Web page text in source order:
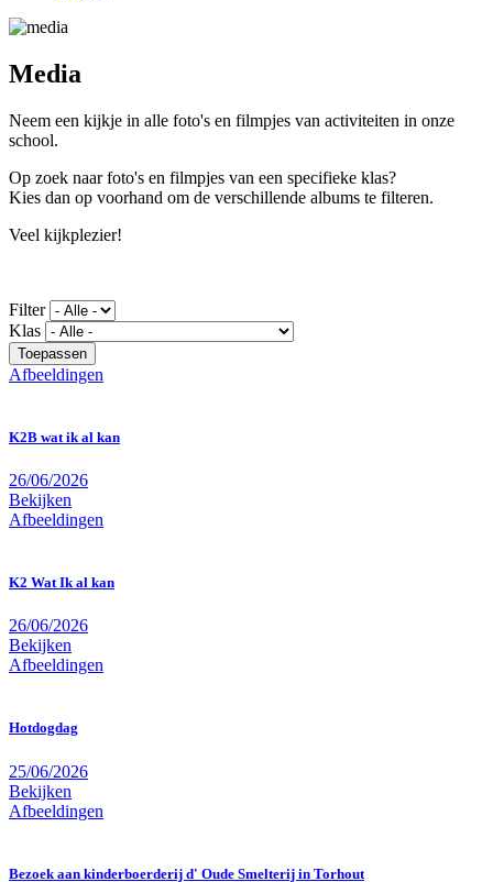
Media
Neem een kijkje in alle foto's en filmpjes van activiteiten in onze
school.
Op zoek naar foto's en filmpjes van een specifieke klas?
Kies dan op voorhand om de verschillende albums te filteren.
Veel kijkplezier!
Filter
Klas
Afbeeldingen
K2B wat ik al kan
26/06/2026
Bekijken
Afbeeldingen
K2 Wat Ik al kan
26/06/2026
Bekijken
Afbeeldingen
Hotdogdag
25/06/2026
Bekijken
Afbeeldingen
Bezoek aan kinderboerderij d' Oude Smelterij in Torhout